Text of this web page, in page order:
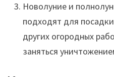
Новолуние и
подходят для
других огородных
заняться